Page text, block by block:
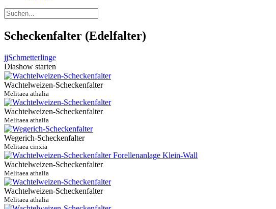
Scheckenfalter (Edelfalter)
jjSchmetterlinge
Diashow starten
Wachtelweizen-Scheckenfalter
Melitaea athalia
Wachtelweizen-Scheckenfalter
Melitaea athalia
Wegerich-Scheckenfalter
Melitaea cinxia
Wachtelweizen-Scheckenfalter
Melitaea athalia
Wachtelweizen-Scheckenfalter
Melitaea athalia